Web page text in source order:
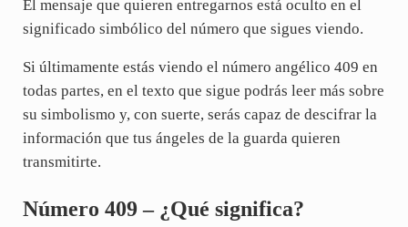
El mensaje que quieren entregarnos está oculto en el
significado simbólico del número que sigues viendo.
Si últimamente estás viendo el número angélico 409 en
todas partes, en el texto que sigue podrás leer más sobre
su simbolismo y, con suerte, serás capaz de descifrar la
información que tus ángeles de la guarda quieren
transmitirte.
Número 409 – ¿Qué significa?